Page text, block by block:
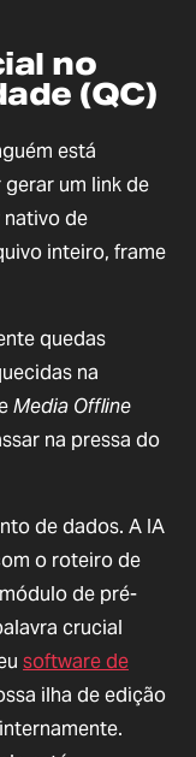
no
(QC)
está
um link de
de
inteiro, frame
quedas
na
Media Offline
na pressa do
de dados. A IA
o roteiro de
de pré-
crucial
software de
ilha de edição